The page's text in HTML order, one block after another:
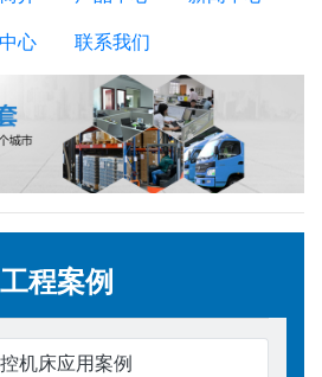
心 联系我们
工程案例
机床应用案例